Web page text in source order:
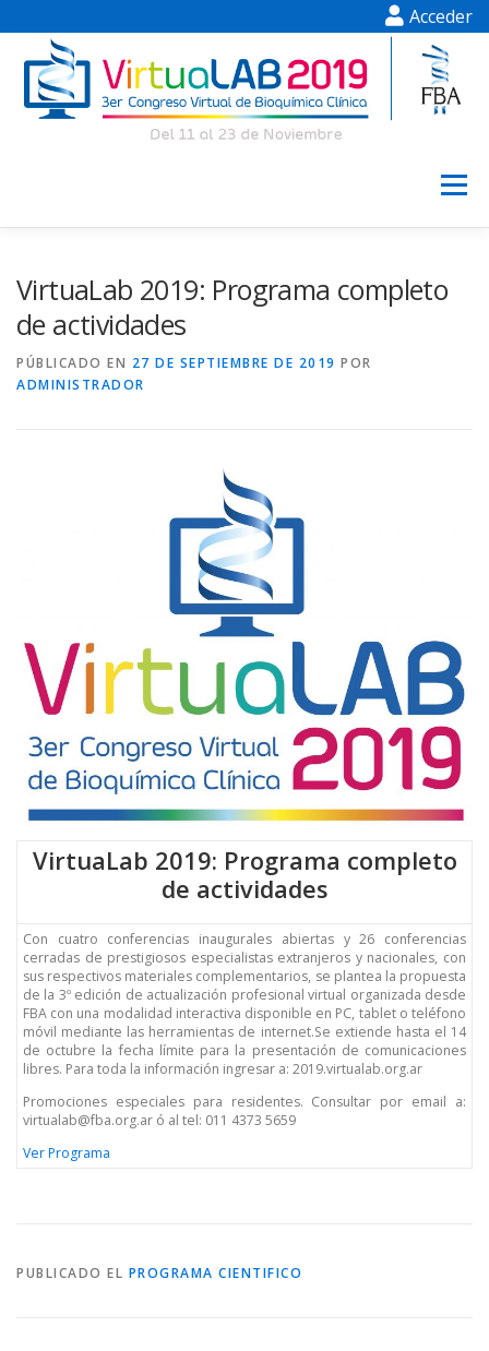
Acceder
Saltar al contenido
Menú
VirtuaLab 2019: Programa completo
de actividades
PÚBLICADO EN 27 DE SEPTIEMBRE DE 2019 POR
ADMINISTRADOR
VirtuaLab 2019: Programa completo
de actividades
Con cuatro conferencias inaugurales abiertas y 26 conferencias
cerradas de prestigiosos especialistas extranjeros y nacionales, con
sus respectivos materiales complementarios, se plantea la propuesta
de la 3º edición de actualización profesional virtual organizada desde
FBA con una modalidad interactiva disponible en PC, tablet o teléfono
móvil mediante las herramientas de internet.Se extiende hasta el 14
de octubre la fecha límite para la presentación de comunicaciones
libres. Para toda la información ingresar a: 2019.virtualab.org.ar
Promociones especiales para residentes. Consultar por email a:
virtualab@fba.org.ar ó al tel: 011 4373 5659
Ver Programa
PUBLICADO EL PROGRAMA CIENTIFICO